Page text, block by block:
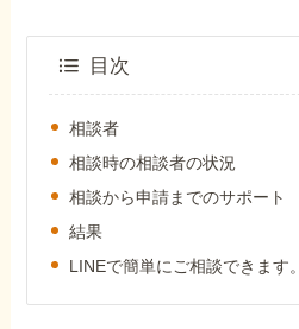
ホーム
障害年金の基礎知識
目次
相談者
相談時の相談者の状況
相談から申請までのサポート
結果
LINEで簡単にご相談できます。